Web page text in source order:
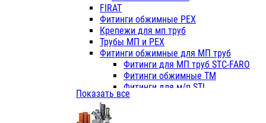
Фитинги ПП белые
Фитинги ПП белые
Фитинги ППс металл.белые
VALFEX
Трубы PE-RT
Трубы ПП водопровод белые
Трубы ПП водопровод серые
Трубы армированные
Трубы армированные
FIRAT
Фитинги обжимные PEX
Крепежи для мп труб
Трубы МП и PEX
Фитинги обжимные для МП труб
Фитинги для МП труб STC-FARO
Фитинги обжимные ТМ
Фитинги для м/п STI
Фитинги для МП труб TITAN
Показать все